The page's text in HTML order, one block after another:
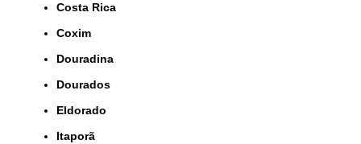
Costa Rica
Coxim
Douradina
Dourados
Eldorado
Itaporã